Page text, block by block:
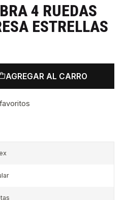
4 RUEDAS
ESTRELLAS
AGREGAR AL CARRO